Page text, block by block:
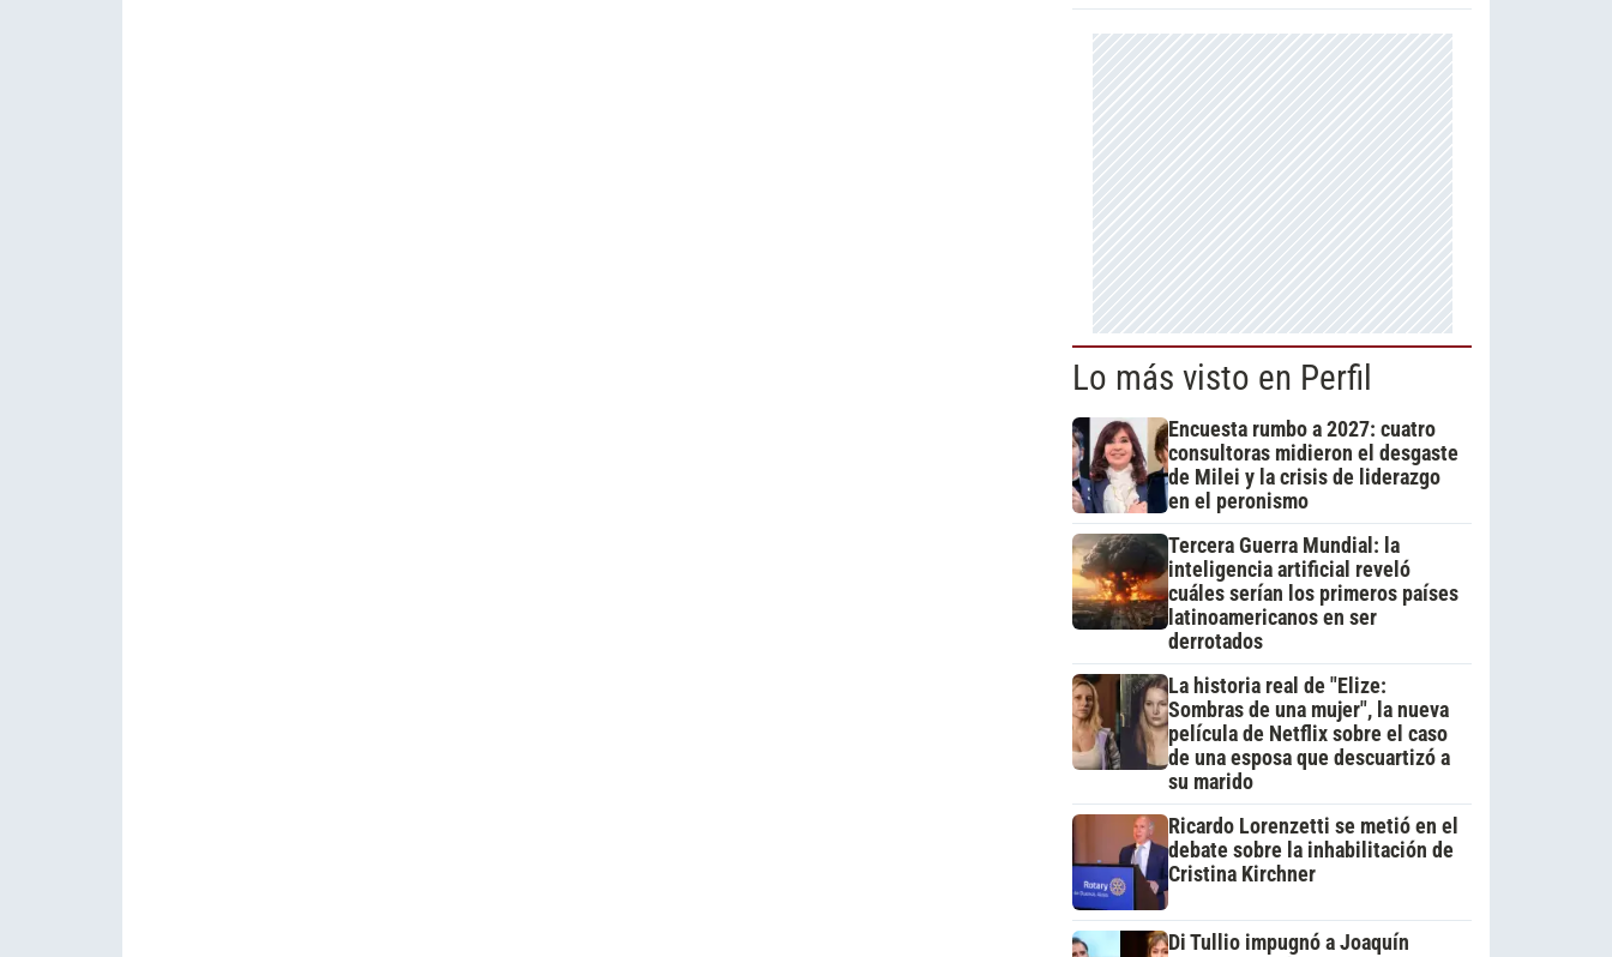
Lo más visto en Perfil
Encuesta rumbo a 2027: cuatro
consultoras midieron el desgaste
de Milei y la crisis de liderazgo
en el peronismo
Tercera Guerra Mundial: la
inteligencia artificial reveló
cuáles serían los primeros países
latinoamericanos en ser
derrotados
La historia real de "Elize:
Sombras de una mujer", la nueva
película de Netflix sobre el caso
de una esposa que descuartizó a
su marido
Ricardo Lorenzetti se metió en el
debate sobre la inhabilitación de
Cristina Kirchner
Di Tullio impugnó a Joaquín